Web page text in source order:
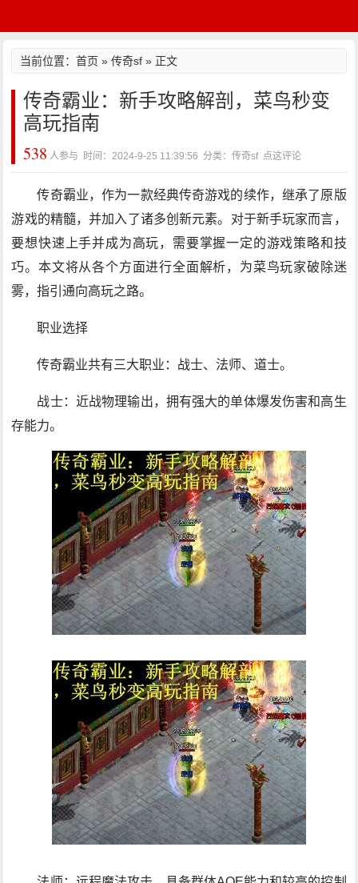
当前位置：首页 »传奇sf » 正文
传奇霸业：新手攻略解剖，菜鸟秒变
高玩指南
538 人参与 时间：2024-9-25 11:39:56 分类：传奇sf 点这评论
传奇霸业，作为一款经典传奇游戏的续作，继承了原版
游戏的精髓，并加入了诸多创新元素。对于新手玩家而言，
要想快速上手并成为高玩，需要掌握一定的游戏策略和技
巧。本文将从各个方面进行全面解析，为菜鸟玩家破除迷
雾，指引通向高玩之路。
职业选择
传奇霸业共有三大职业：战士、法师、道士。
战士：近战物理输出，拥有强大的单体爆发伤害和高生
存能力。